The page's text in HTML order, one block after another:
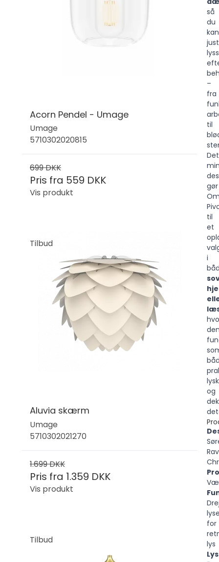
Acorn Pendel - Umage
Umage
5710302020815
699 DKK
Pris fra 559 DKK
Vis produkt
Tilbud
Aluvia skærm
Umage
5710302021270
1.699 DKK
Pris fra 1.359 DKK
Vis produkt
Tilbud
så
du
kan
–
fra
til
Det
gør
til
et
i
og
for
lys